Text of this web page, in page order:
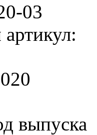
03
выпуска